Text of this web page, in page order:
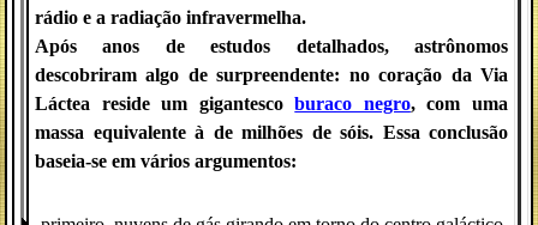
rádio e a radiação infravermelha.
Após anos de estudos detalhados, astrônomos
descobriram algo de surpreendente: no coração da Via
Láctea reside um gigantescoburaco negro, com uma
massa equivalente à de milhões de sóis. Essa conclusão
baseia-se em vários argumentos: